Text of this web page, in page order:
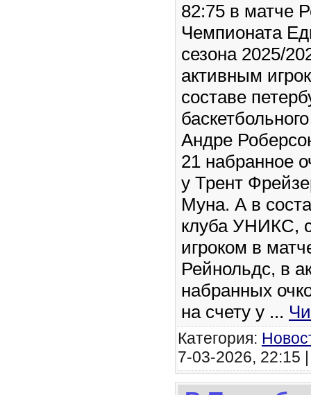
82:75 в матче
Чемпионата
сезона 2025/
активным
составе
Андре
21 набранное
у Трент
Муна. А в
клуба УНИКС,
игроком в
Рейнольдс, в
набранных
на счету у ...
Категория:
7-03-2026, 22:15